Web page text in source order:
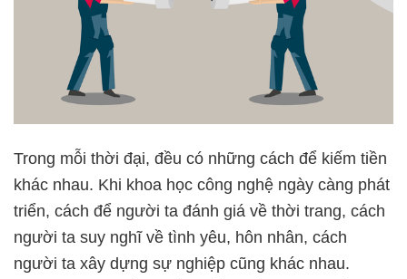
Trong mỗi thời đại, đều có những cách để kiếm tiền
khác nhau. Khi khoa học công nghệ ngày càng phát
triển, cách để người ta đánh giá về thời trang, cách
người ta suy nghĩ về tình yêu, hôn nhân, cách
người ta xây dựng sự nghiệp cũng khác nhau.